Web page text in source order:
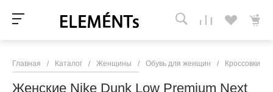
Главная / Каталог / Женщины / Обувь для женщин / Кроссовки и
Женские Nike Dunk Low Premium Next